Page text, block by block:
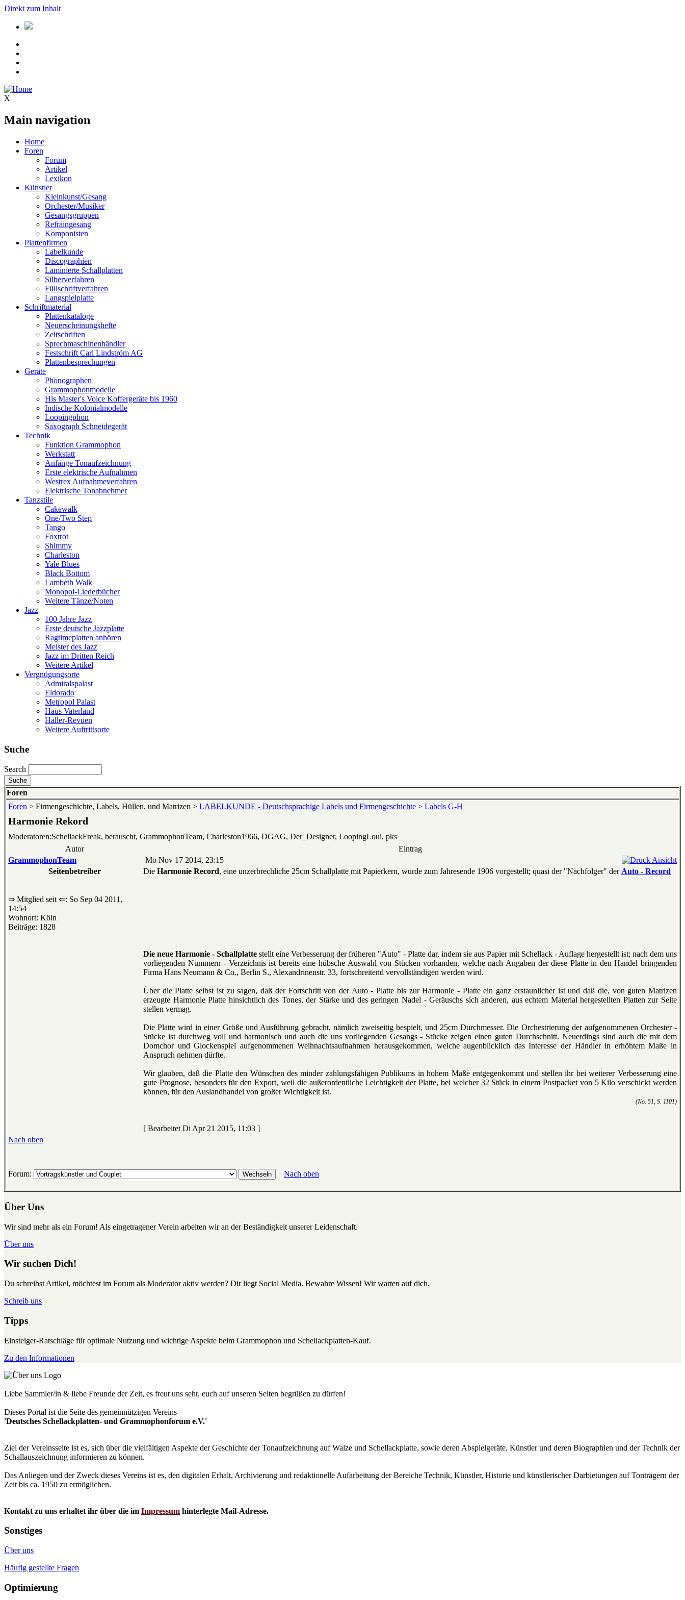
Direkt zum Inhalt
X
Main navigation
Home
Foren
Forum
Artikel
Lexikon
Künstler
Kleinkunst/Gesang
Orchester/Musiker
Gesangsgruppen
Refraingesang
Komponisten
Plattenfirmen
Labelkunde
Discographien
Laminierte Schallplatten
Silberverfahren
Füllschriftverfahren
Langspielplatte
Schriftmaterial
Plattenkataloge
Neuerscheinungshefte
Zeitschriften
Sprechmaschinenhändler
Festschrift Carl Lindström AG
Plattenbesprechungen
Geräte
Phonographen
Grammophonmodelle
His Master's Voice Koffergeräte bis 1960
Indische Kolonialmodelle
Loopingphon
Saxograph Schneidegerät
Technik
Funktion Grammophon
Werkstatt
Anfänge Tonaufzeichnung
Erste elektrische Aufnahmen
Westrex Aufnahmeverfahren
Elektrische Tonabnehmer
Tanzstile
Cakewalk
One/Two Step
Tango
Foxtrot
Shimmy
Charleston
Yale Blues
Black Bottom
Lambeth Walk
Monopol-Liederbücher
Weitere Tänze/Noten
Jazz
100 Jahre Jazz
Erste deutsche Jazzplatte
Ragtimeplatten anhören
Meister des Jazz
Jazz im Dritten Reich
Weitere Artikel
Vergnügungsorte
Admiralspalast
Eldorado
Metropol Palast
Haus Vaterland
Haller-Revuen
Weitere Auftrittsorte
Suche
Search
Foren
Foren > Firmengeschichte, Labels, Hüllen, und Matrizen > LABELKUNDE - Deutschsprachige Labels und Firmengeschichte > Labels G-H
Harmonie Rekord
Moderatoren:SchellackFreak, berauscht, GrammophonTeam, Charleston1966, DGAG, Der_Designer, LoopingLoui, pks
Autor
Eintrag
GrammophonTeam
Mo Nov 17 2014, 23:15
Seitenbetreiber
⇒ Mitglied seit ⇐: So Sep 04 2011,
14:54
Wohnort: Köln
Beiträge: 1828
Die Harmonie Record, eine unzerbrechliche 25cm Schallplatte mit Papierkern, wurde zum Jahresende 1906 vorgestellt; quasi der "Nachfolger" der Auto - Record
Die neue Harmonie - Schallplatte stellt eine Verbesserung der früheren "Auto" - Platte dar, indem sie aus Papier mit Schellack - Auflage hergestellt ist; nach dem uns
vorliegenden Nummern - Verzeichnis ist bereits eine hübsche Auswahl von Stücken vorhanden, welche nach Angaben der diese Platte in den Handel bringenden
Firma Hans Neumann & Co., Berlin S., Alexandrinenstr. 33, fortschreitend vervollständigen werden wird.
Über die Platte selbst ist zu sagen, daß der Fortschritt von der Auto - Platte bis zur Harmonie - Platte ein ganz erstaunlicher ist und daß die, von guten Matrizen
erzeugte Harmonie Platte hinsichtlich des Tones, der Stärke und des geringen Nadel - Geräuschs sich anderen, aus echtem Material hergestellten Platten zur Seite
stellen vermag.
Die Platte wird in einer Größe und Ausführung gebracht, nämlich zweiseitig bespielt, und 25cm Durchmesser. Die Orchestrierung der aufgenommenen Orchester -
Stücke ist durchweg voll und harmonisch und auch die uns vorliegenden Gesangs - Stücke zeigen einen guten Durchschnitt. Neuerdings sind auch die mit dem
Domchor und Glockenspiel aufgenommenen Weihnachtsaufnahmen herausgekommen, welche augenblicklich das Interesse der Händler in erhöhtem Maße in
Anspruch nehmen dürfte.
Wir glauben, daß die Platte den Wünschen des minder zahlungsfähigen Publikums in hohem Maße entgegenkommt und stellen ihr bei weiterer Verbesserung eine
gute Prognose, besonders für den Export, weil die außerordentliche Leichtigkeit der Platte, bei welcher 32 Stück in einem Postpacket von 5 Kilo verschickt werden
können, für den Auslandhandel von großer Wichtigkeit ist.
(No. 51, S. 1101)
[ Bearbeitet Di Apr 21 2015, 11:03 ]
Nach oben
Forum: Nach oben
Über Uns
Wir sind mehr als ein Forum! Als eingetragener Verein arbeiten wir an der Beständigkeit unserer Leidenschaft.
Über uns
Wir suchen Dich!
Du schreibst Artikel, möchtest im Forum als Moderator aktiv werden? Dir liegt Social Media. Bewahre Wissen! Wir warten auf dich.
Schreib uns
Tipps
Einsteiger-Ratschläge für optimale Nutzung und wichtige Aspekte beim Grammophon und Schellackplatten-Kauf.
Zu den Informationen
Liebe Sammler/in & liebe Freunde der Zeit, es freut uns sehr, euch auf unseren Seiten begrüßen zu dürfen!
Dieses Portal ist die Seite des gemeinnützigen Vereins
'Deutsches Schellackplatten- und Grammophonforum e.V.'
Ziel der Vereinsseite ist es, sich über die vielfältigen Aspekte der Geschichte der Tonaufzeichnung auf Walze und Schellackplatte, sowie deren Abspielgeräte, Künstler und deren Biographien und der Technik der
Schallauszeichnung informieren zu können.
Das Anliegen und der Zweck dieses Vereins ist es, den digitalen Erhalt, Archivierung und redaktionelle Aufarbeitung der Bereiche Technik, Künstler, Historie und künstlerischer Darbietungen auf Tonträgern der
Zeit bis ca. 1950 zu ermöglichen.
Kontakt zu uns erhaltet ihr über die im Impressum hinterlegte Mail-Adresse.
Sonstiges
Über uns
Häufig gestellte Fragen
Optimierung